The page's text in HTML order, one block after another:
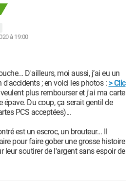
à 19:00
D'ailleurs, moi aussi, j’ai eu un
; en voici les photos : > Clic
plus rembourser et j'ai ma carte
épave. Du coup, ça serait gentil de
PCS acceptées)...
est un escroc, un brouteur... Il
pour faire gober une grosse histoire
leur soutirer de l'argent sans espoir de